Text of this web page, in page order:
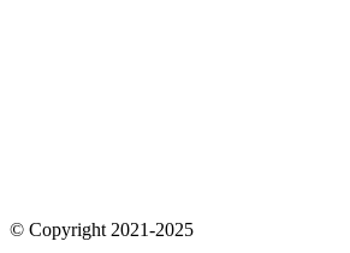
© Copyright 2021-2025